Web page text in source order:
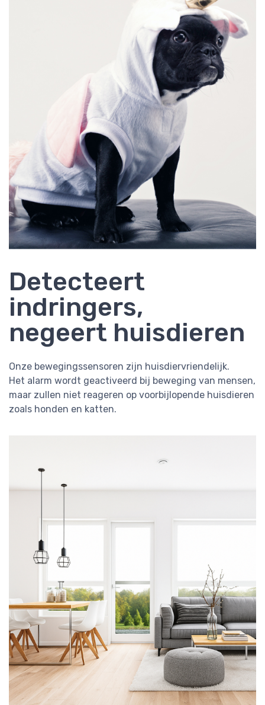
Detecteert
indringers,
negeert huisdieren
Onze bewegingssensoren zijn huisdiervriendelijk.
Het alarm wordt geactiveerd bij beweging van mensen,
maar zullen niet reageren op voorbijlopende huisdieren
zoals honden en katten.